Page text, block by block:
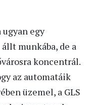
egy
munkába, de a
koncentrál.
az automatáik
üzemel, a GLS